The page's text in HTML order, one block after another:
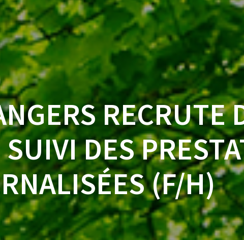
RECRUTE
DES
(F/H)